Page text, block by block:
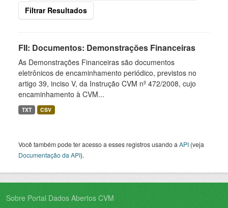
Filtrar Resultados
FII: Documentos: Demonstrações Financeiras
As Demonstrações Financeiras são documentos
eletrônicos de encaminhamento periódico, previstos no
artigo 39, inciso V, da Instrução CVM nº 472/2008, cujo
encaminhamento à CVM...
TXT CSV
Você também pode ter acesso a esses registros usando a API (veja
Documentação da API).
Sobre Portal Dados Abertos CVM